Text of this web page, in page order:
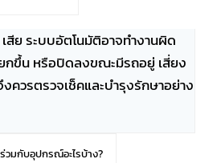
สีย ระบบอัตโนมัติอาจทำงานผิด
กขึ้น หรือปิดลงขณะมีรถอยู่ เสี่ยง
ควรตรวจเช็คและบำรุงรักษาอย่าง
มกับอุปกรณ์อะไรบ้าง?